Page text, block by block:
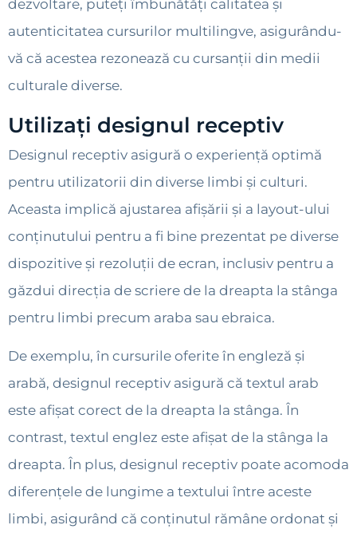
dezvoltare, puteți îmbunătăți calitatea și
autenticitatea cursurilor multilingve, asigurându-
vă că acestea rezonează cu cursanții din medii
culturale diverse.
Utilizați designul receptiv
Designul receptiv asigură o experiență optimă
pentru utilizatorii din diverse limbi și culturi.
Aceasta implică ajustarea afișării și a layout-ului
conținutului pentru a fi bine prezentat pe diverse
dispozitive și rezoluții de ecran, inclusiv pentru a
găzdui direcția de scriere de la dreapta la stânga
pentru limbi precum araba sau ebraica.
De exemplu, în cursurile oferite în engleză și
arabă, designul receptiv asigură că textul arab
este afișat corect de la dreapta la stânga. În
contrast, textul englez este afișat de la stânga la
dreapta. În plus, designul receptiv poate acomoda
diferențele de lungime a textului între aceste
limbi, asigurând că conținutul rămâne ordonat și